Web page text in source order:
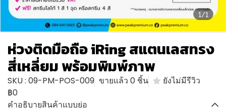
1/1
ห่วงติดมือถือ iRing สแตนเลสทรง
สี่เหลี่ยม พร้อมพิมพ์ภาพ
SKU : 09-PM-POS-009 ขายแล้ว 0 ชิ้น
ยังไม่มีรีวิว
฿0
คำอธิบายสินค้าแบบย่อ